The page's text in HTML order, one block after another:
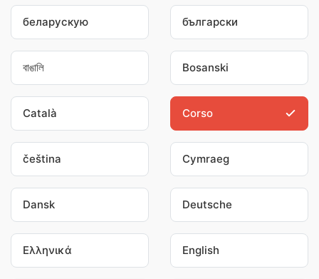
беларускую български
বাঙালি Bosanski
Català Corso
čeština Cymraeg
Dansk Deutsche
Ελληνικά English